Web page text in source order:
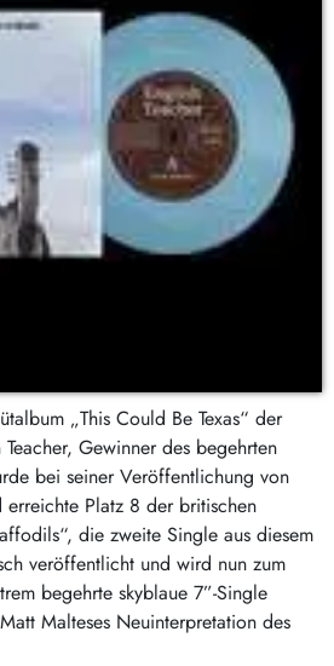
„This Could Be Texas“ der
Gewinner des begehrten
bei seiner Veröffentlichung von
Platz 8 der britischen
die zweite Single aus diesem
veröffentlicht und wird nun zum
begehrte skyblaue 7”-Single
Malteses Neuinterpretation des